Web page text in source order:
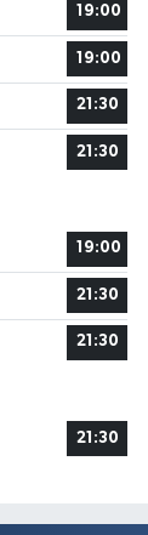
19:00
19:00
21:30
21:30
19:00
21:30
21:30
21:30